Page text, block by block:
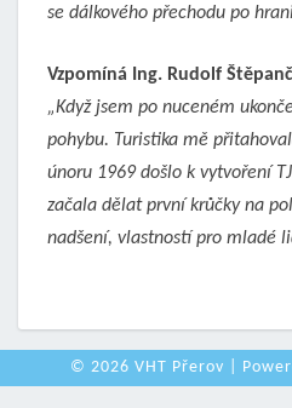
se dálkového přechodu po
Vzpomíná Ing. Rudolf
„Když jsem po nuceném
pohybu. Turistika mě
únoru 1969 došlo k vytvoření
začala dělat první krůčky na
nadšení, vlastností pro mladé
© 2026 VHT Přerov |